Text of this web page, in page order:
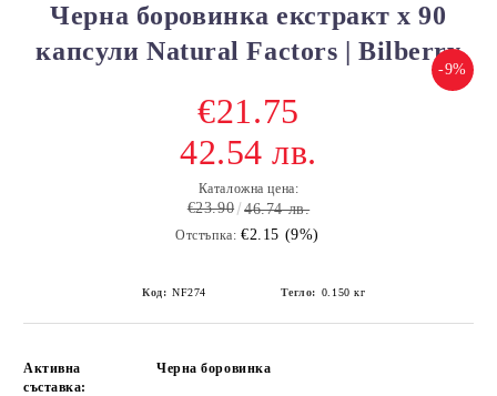
Черна боровинка екстракт x 90
капсули Natural Factors | Bilberry
-9%
€21.75
42.54 лв.
Каталожна цена:
€23.90 46.74 лв.
Отстъпка: €2.15 (9%)
Код: NF274 Тегло: 0.150 кг
Активна
съставка:
Черна боровинка